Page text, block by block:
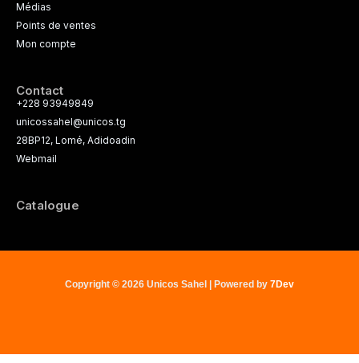
Médias
Points de ventes
Mon compte
Contact
+228 93949849
unicossahel@unicos.tg
28BP12, Lomé, Adidoadin
Webmail
Catalogue
Copyright © 2026 Unicos Sahel | Powered by 7Dev